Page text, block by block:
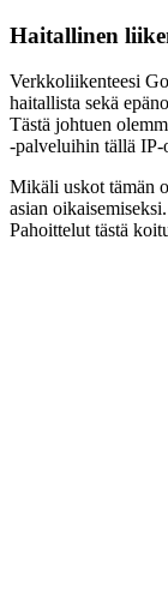
Haitallinen
Verkkoliikenteesi
haitallista sekä
Tästä johtuen
-palveluihin tällä IP-
Mikäli uskot tämän
asian oikaisemiseksi.
Pahoittelut tästä